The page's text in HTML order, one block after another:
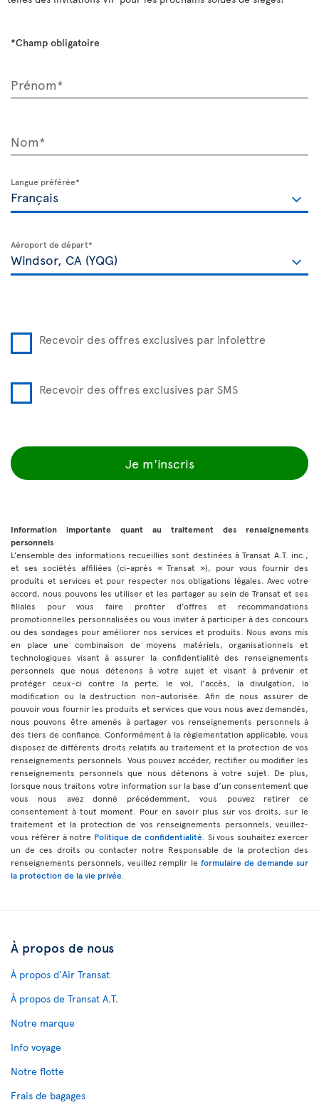
*Champ obligatoire
Prénom*
Nom*
Langue préférée*
Aéroport de départ*
Recevoir des offres exclusives par infolettre
Recevoir des offres exclusives par SMS
Je m'inscris
Information importante quant au traitement des renseignements
personnels
L’ensemble des informations recueillies sont destinées à Transat A.T. inc.,
et ses sociétés affiliées (ci-après « Transat »), pour vous fournir des
produits et services et pour respecter nos obligations légales. Avec votre
accord, nous pouvons les utiliser et les partager au sein de Transat et ses
filiales pour vous faire profiter d’offres et recommandations
promotionnelles personnalisées ou vous inviter à participer à des concours
ou des sondages pour améliorer nos services et produits. Nous avons mis
en place une combinaison de moyens matériels, organisationnels et
technologiques visant à assurer la confidentialité des renseignements
personnels que nous détenons à votre sujet et visant à prévenir et
protéger ceux-ci contre la perte, le vol, l’accès, la divulgation, la
modification ou la destruction non-autorisée. Afin de nous assurer de
pouvoir vous fournir les produits et services que vous nous avez demandés,
nous pouvons être amenés à partager vos renseignements personnels à
des tiers de confiance. Conformément à la règlementation applicable, vous
disposez de différents droits relatifs au traitement et la protection de vos
renseignements personnels. Vous pouvez accéder, rectifier ou modifier les
renseignements personnels que nous détenons à votre sujet. De plus,
lorsque nous traitons votre information sur la base d’un consentement que
vous nous avez donné précédemment, vous pouvez retirer ce
consentement à tout moment. Pour en savoir plus sur vos droits, sur le
traitement et la protection de vos renseignements personnels, veuillez-
vous référer à notre Politique de confidentialité. Si vous souhaitez exercer
un de ces droits ou contacter notre Responsable de la protection des
renseignements personnels, veuillez remplir le formulaire de demande sur
la protection de la vie privée
À propos de nous
À propos d'Air Transat
À propos de Transat A.T.
Notre marque
Info voyage
Notre flotte
Frais de bagages